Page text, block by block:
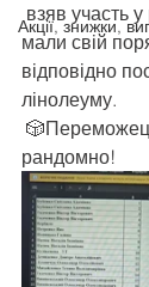
Акції, знижки,
взяв участь у
мали свій
відповідно
лінолеуму.
рандомно!